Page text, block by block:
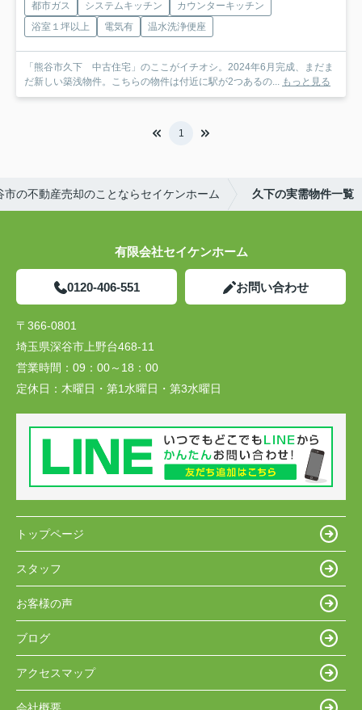
都市ガス システムキッチン
カウンターキッチン
浴室１坪以上
電気有 温水洗浄便座
「熊谷市久下 中古住宅」のここがイチオシ。2024年6月完成、まだま
だ新しい築浅物件。こちらの物件は付近に駅が2つあるの... もっと見る
1
市の不動産売却のことならセイケンホーム 久下の実需物件一覧
有限会社セイケンホーム
0120-406-551 お問い合わせ
〒366-0801
埼玉県深谷市上野台468-11
営業時間： 09：00～18：00
定休日： 木曜日・第1水曜日・第3水曜日
トップページ
スタッフ
お客様の声
ブログ
アクセスマップ
会社概要